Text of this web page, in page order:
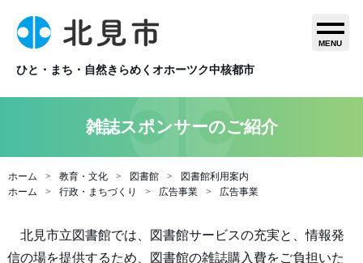
ひと・まち・自然きらめくオホーツク中核都市
MENU
雑誌スポンサーのご紹介
ホーム 教育・文化 図書館
図書館利用案内
ホーム
行政・まちづくり 広告事業 広告事業
北見市立図書館では、図書館サービスの充実と、情報発
信の場を提供するため、図書館の雑誌購入費をご負担いた